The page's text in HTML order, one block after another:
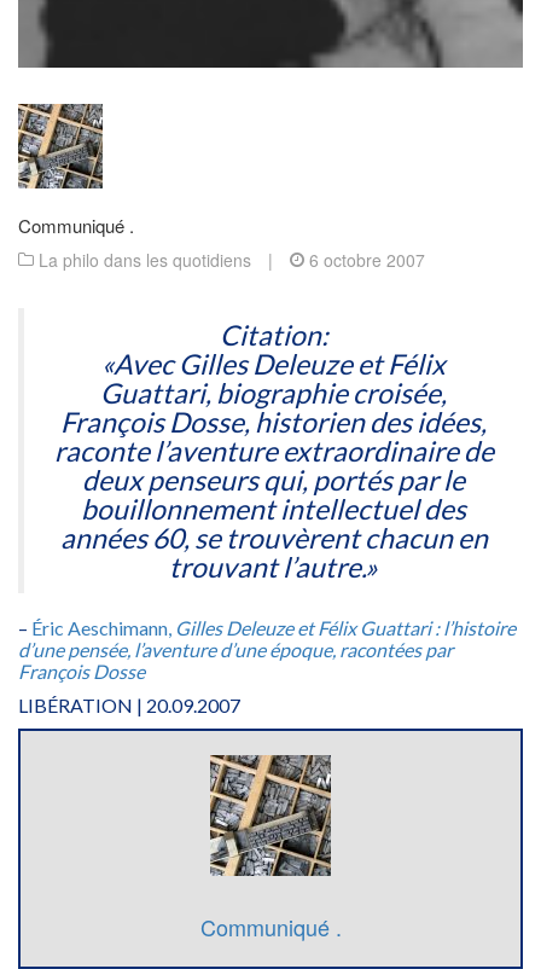
Communiqué .
La philo dans les quotidiens | 6 octobre 2007
Citation:
«AvecGilles Deleuze et Félix
Guattari, biographie croisée,
François Dosse, historien des idées,
raconte l’aventure extraordinaire de
deux penseurs qui, portés par le
bouillonnement intellectuel des
années 60, se trouvèrent chacun en
trouvant l’autre.»
– Éric Aeschimann, Gilles Deleuze et Félix Guattari : l’histoire
d’une pensée, l’aventure d’une époque, racontées par
François Dosse
LIBÉRATION | 20.09.2007
Communiqué .